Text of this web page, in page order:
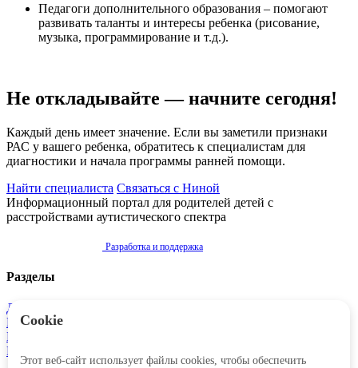
Педагоги дополнительного образования – помогают
развивать таланты и интересы ребенка (рисование,
музыка, программирование и т.д.).
Не откладывайте — начните сегодня!
Каждый день имеет значение. Если вы заметили признаки
РАС у вашего ребенка, обратитесь к специалистам для
диагностики и начала программы ранней помощи.
Найти специалиста Связаться с Ниной
Информационный портал для родителей детей с
расстройствами аутистического спектра
Разработка и поддержка
Разделы
Диагностика
Реабилитация
Права и помощь
Родителям
Cookie
Этот веб-сайт использует файлы cookies, чтобы обеспечить